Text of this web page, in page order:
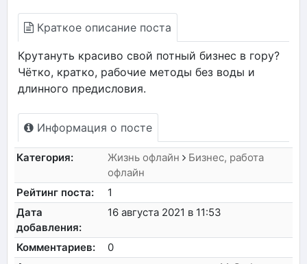
Краткое описание поста
Крутануть красиво свой потный бизнес в гору?
Чётко, кратко, рабочие методы без воды и
длинного предисловия.
Информация о посте
Категория: Жизнь офлайн
Бизнес, работа
офлайн
Рейтинг поста:
1
Дата
добавления:
16 августа 2021 в 11:53
Комментариев:
0